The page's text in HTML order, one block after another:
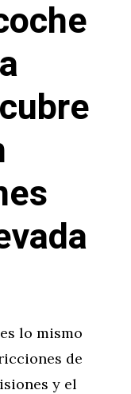
lo mismo
de
y el